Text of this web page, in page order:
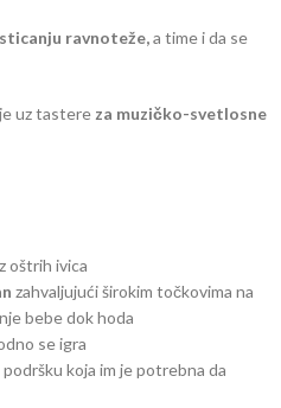
ravnoteže,a time i da se
uz tastere za muzičko-svetlosne
oštrih ivica
zahvaljujući širokim točkovima na
bebe dok hoda
se igra
podršku koja im je potrebna da